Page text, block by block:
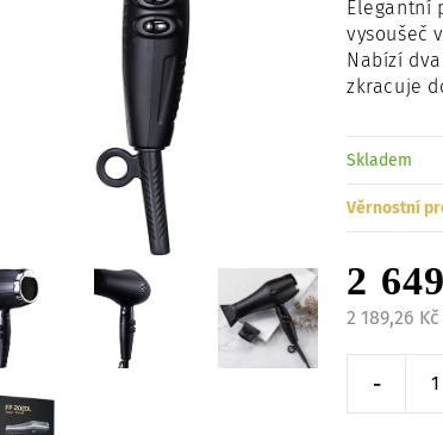
Elegantní
vysoušeč
Nabízí
zkracuje
Skladem
Věrnostní
2
2 189,26
-